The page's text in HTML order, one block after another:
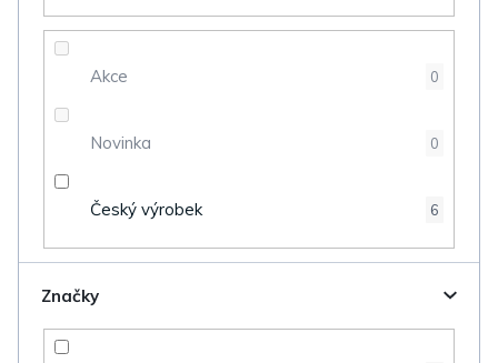
Akce 0
Novinka 0
Český výrobek 6
Značky